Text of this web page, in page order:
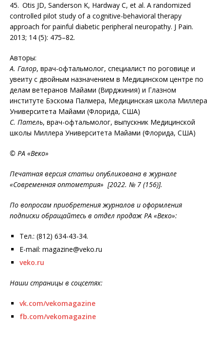
45. Otis JD, Sanderson K, Hardway C, et al. A ran­domized
controlled pilot study of a cognitive-beha­vioral therapy
approach for painful diabetic peri­pheral neuropathy. J Pain.
2013; 14 (5): 475–82.
Авторы:
А. Галор, врач-офтальмолог, специалист по роговице и
увеиту с двойным назначением в Медицинском центре по
делам ветеранов Майами (Вирджиния) и Глазном
институте Бэскома Палмера, Медицинская школа Миллера
Университета Майами (Флорида, США)
С. Патель, врач-офтальмолог, выпускник Медицинской
школы Миллера Университета Майами (Флорида, США)
© РА «Веко»
Печатная версия статьи опубликована в журнале
«Современная оптометрия» [2022. № 7 (156)].
По вопросам приобретения журналов и оформления
подписки обращайтесь в отдел продаж РА «Веко»:
Тел.: (812) 634-43-34.
E-mail: magazine@veko.ru
veko.ru
Наши страницы в соцсетях:
vk.com/vekomagazine
fb.com/vekomagazine